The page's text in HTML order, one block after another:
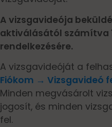
A vizsgavideója
aktiválásától számítva
rendelkezésére.
A vizsgavideóját a
Fiókom → Vizsgavideó
Minden megvásárolt
jogosít, és minden
fel.